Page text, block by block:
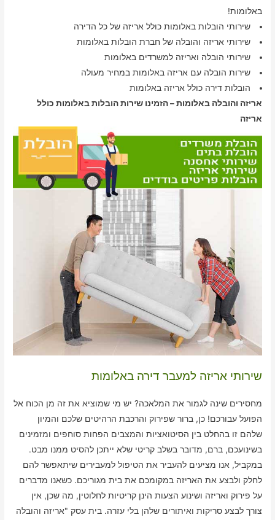
באלומות!
שירותי הובלות באלומות כולל אריזה של כל הדירה
שירותי אריזה והובלה של חברת הובלות באלומות
שירותי הובלה ואריזה למשרדים באלומות
שירות הובלה עם אריזה באלומות במחיר מעולה
הובלות דירה כולל אריזה באלומות
אריזה והובלה באלומות – הזמינו שירות הובלות באלומות כולל
אריזה
שירותי אריזה למעבר דירה באלומות
מחסירים שינה לגמור את המלאכה? יש מי שמוציא את זה מן הכוח אל
הפועל עבורכם! כן, ברור שפירוק והרכבת הרהיטים שלכם והמיון
שלהם זו בהחלט בין הסיטואציות והמצבים הפחות סוחפים ומזמינים
בשינועכם, ברם, מדובר בשלב קריטי שלא ייתכן להסיט ממנו מבט.
במקביל, אנו מציעים להעביר את הטיפול למעבירים שיתאפשר להם
לחלק ולבצע את האריזה במקומכם את בית מגוריכם. כשאנו מדברים
על פירוק ואריזה ושינוע הצעות הינן קריטיות לחלוטין, מה שכן, אין
צורך לבצע סריקות ואיתורים שלהן בלי עזרה. בית עסק "אריזה והובלה